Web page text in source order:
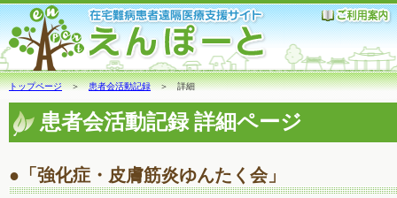
トップページ＞患者会活動記録＞ 詳細
患者会活動記録 詳細ページ
●「強化症・皮膚筋炎ゆんたく会」